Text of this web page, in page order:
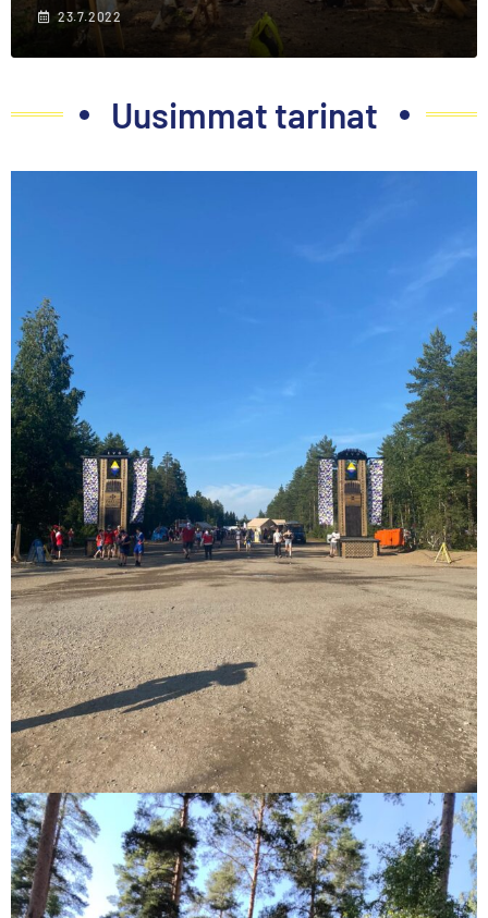
23.7.2022
Uusimmat tarinat